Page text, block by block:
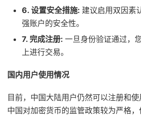
6. 设置安全措施: 建议启用双因素
强账户的安全性。
7. 完成注册: 一旦身份验证通过，
上进行交易。
国内用户使用情况
目前，中国大陆用户仍然可以注册和
中国对加密货币的监管政策较为严格